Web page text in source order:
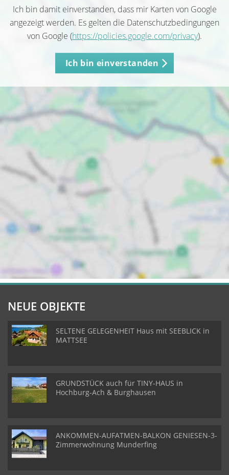
Ich bin damit einverstanden, dass mir Karten von Google
angezeigt werden. Es gelten die Datenschutzbedingungen
von Google (https://policies.google.com/privacy).
Ich bin einverstanden
NEUE OBJEKTE
SELTENE GELEGENHEIT Haus mit SEEBLICK in
MATTSEE
GRUNDSTÜCK auch für TINY-HAUS in
Hochburg-Ach & Burghausen
ANKOMMEN-AUFATMEN-BALKON GENIESEN-3-
Zimmerwohnung Munderfing